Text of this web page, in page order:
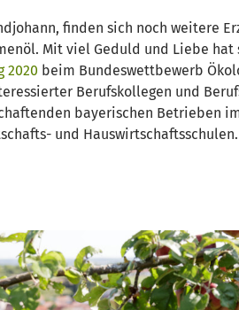
finden sich noch weitere
Mit viel Geduld und Liebe
2020 beim Bundeswettbewerb
Berufskollegen und
bayerischen Betrieben
und